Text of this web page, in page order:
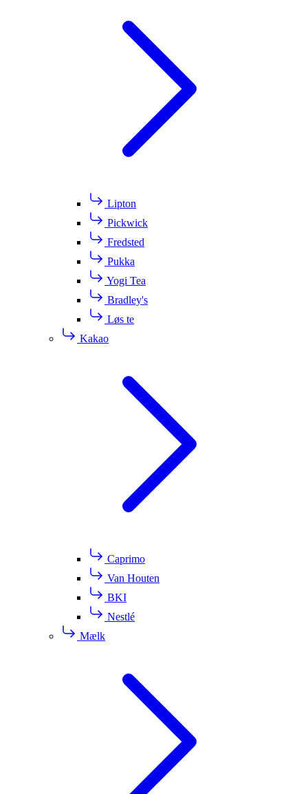
Lipton
Pickwick
Fredsted
Pukka
Yogi Tea
Bradley's
Løs te
Kakao
Caprimo
Van Houten
BKI
Nestlé
Mælk